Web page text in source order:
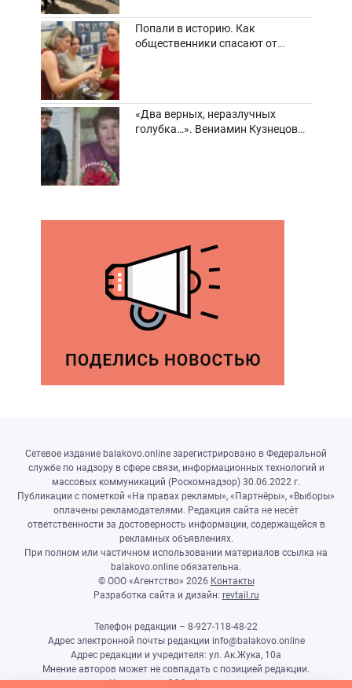
Попали в историю. Как
общественники спасают от
«Два верных, неразлучных
голубка…». Вениамин Кузнецов
Сетевое издание balakovo.online зарегистрировано в Федеральной
службе по надзору в сфере связи, информационных технологий и
массовых коммуникаций (Роскомнадзор) 30.06.2022 г.
Публикации с пометкой «На правах рекламы», «Партнёры», «Выборы»
оплачены рекламодателями. Редакция сайта не несёт
ответственности за достоверность информации, содержащейся в
рекламных объявлениях.
При полном или частичном использовании материалов ссылка на
balakovo.online обязательна.
© ООО «Агентство» 2026 Контакты
Разработка сайта и дизайн: revtail.ru
Телефон редакции – 8-927-118-48-22
Адрес электронной почты редакции info@balakovo.online
Адрес редакции и учредителя: ул. Ак.Жука, 10а
Мнение авторов может не совпадать с позицией редакции.
Учредитель: ООО «Агентство»